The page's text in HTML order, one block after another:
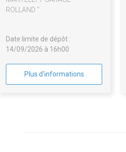
ROLLAND "
Date limite de dépôt :
14/09/2026 à 16h00
Plus d'informations